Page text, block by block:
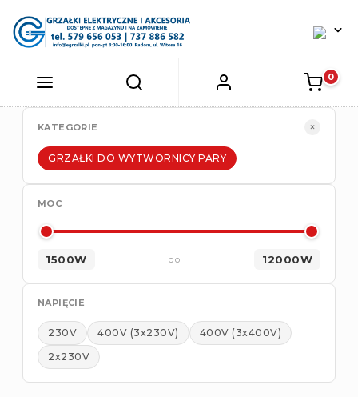
KATEGORIE ×
GRZAŁKI DO WYTWORNICY PARY
MOC
1500W do 12000W
NAPIĘCIE
230V 400V (3x230V)
400V (3x400V)
2x230V